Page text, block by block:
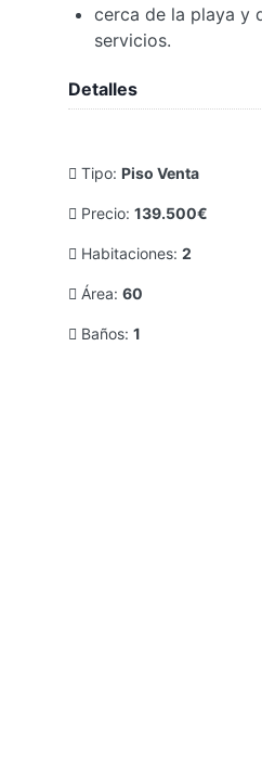
cerca de la playa y
servicios.
Detalles
Tipo: Piso Venta
Precio: 139.500€
Habitaciones: 2
Área: 60
Baños: 1